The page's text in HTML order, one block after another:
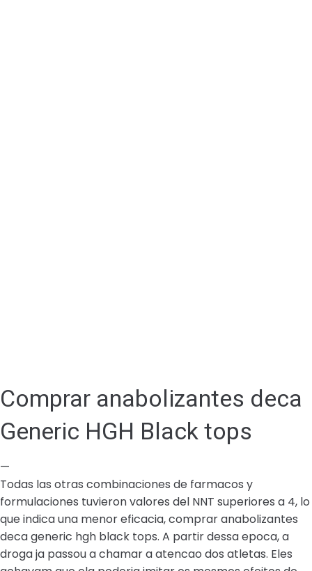
Comprar anabolizantes deca
Generic HGH Black tops
—
Todas las otras combinaciones de farmacos y
formulaciones tuvieron valores del NNT superiores a 4, lo
que indica una menor eficacia, comprar anabolizantes
deca generic hgh black tops. A partir dessa epoca, a
droga ja passou a chamar a atencao dos atletas. Eles